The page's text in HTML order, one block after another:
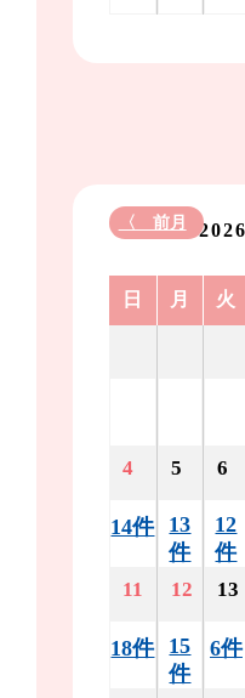
2026
〈 前月
日 月 火
4
14件
5
13
件
6
12
件
11
18件
12
15
件
13
6件